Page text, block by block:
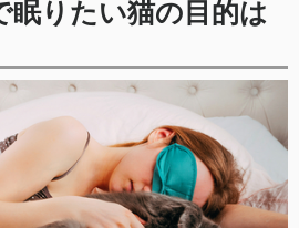
眠りたい猫の目的は